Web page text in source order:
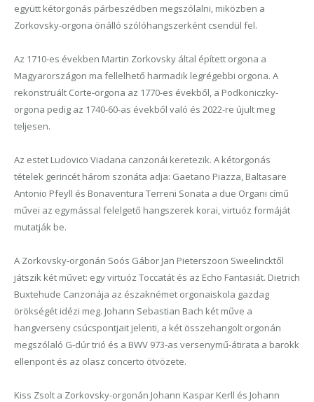
együtt kétorgonás párbeszédben megszólalni, miközben a
Zorkovsky-orgona önálló szólóhangszerként csendül fel.
Az 1710-es években Martin Zorkovsky által épített orgona a
Magyarországon ma fellelhető harmadik legrégebbi orgona. A
rekonstruált Corte-orgona az 1770-es évekből, a Podkoniczky-
orgona pedig az 1740-60-as évekből való és 2022-re újult meg
teljesen.
Az estet Ludovico Viadana canzonái keretezik. A kétorgonás
tételek gerincét három szonáta adja: Gaetano Piazza, Baltasare
Antonio Pfeyll és Bonaventura Terreni Sonata a due Organi című
művei az egymással felelgető hangszerek korai, virtuóz formáját
mutatják be.
A Zorkovsky-orgonán Soós Gábor Jan Pieterszoon Sweelincktől
játszik két művet: egy virtuóz Toccatát és az Echo Fantasiát. Dietrich
Buxtehude Canzonája az északnémet orgonaiskola gazdag
örökségét idézi meg. Johann Sebastian Bach két műve a
hangverseny csúcspontjait jelenti, a két összehangolt orgonán
megszólaló G-dúr trió és a BWV 973-as versenymű-átirata a barokk
ellenpont és az olasz concerto ötvözete.
Kiss Zsolt a Zorkovsky-orgonán Johann Kaspar Kerll és Johann